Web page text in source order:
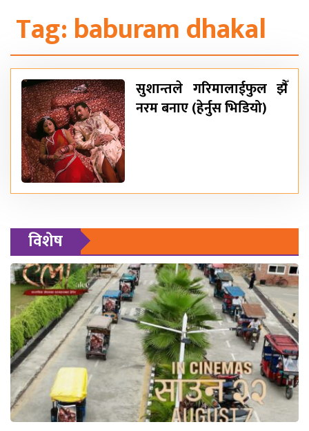
Tag:baburam dhakal
सुशान्तले गरिमालाईफुल झैँ
नरम बनाए (हेर्नुस भिडियो)
विशेष